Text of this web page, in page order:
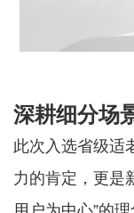
深耕细分场
此次入选省级适
力的肯定，更是